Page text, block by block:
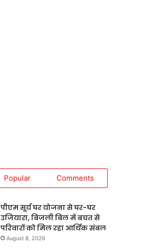
Popular Comments
पीएम सूर्य घर योजना से घर-घर
उजियारा, बिजली बिल में बचत से
परिवारों को मिल रहा आर्थिक संबल
August 8, 2026